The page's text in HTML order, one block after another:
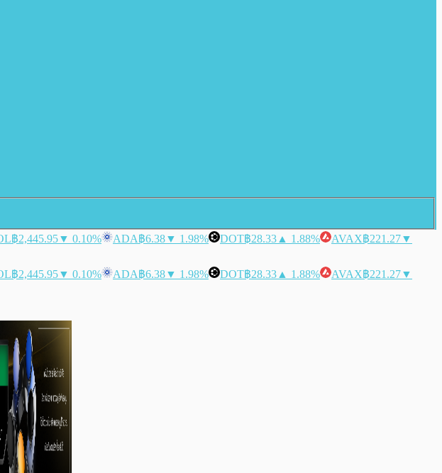
฿2,445.95▼ 0.10% ADA฿6.38▼ 1.98% DOT฿28.33 ▲ 1.88% AVAX฿221.27▼
฿2,445.95▼ 0.10% ADA฿6.38▼ 1.98% DOT฿28.33 ▲ 1.88% AVAX฿221.27▼